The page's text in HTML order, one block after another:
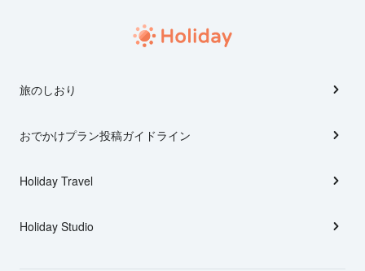
旅のしおり
おでかけプラン投稿ガイドライン
Holiday Travel
Holiday Studio